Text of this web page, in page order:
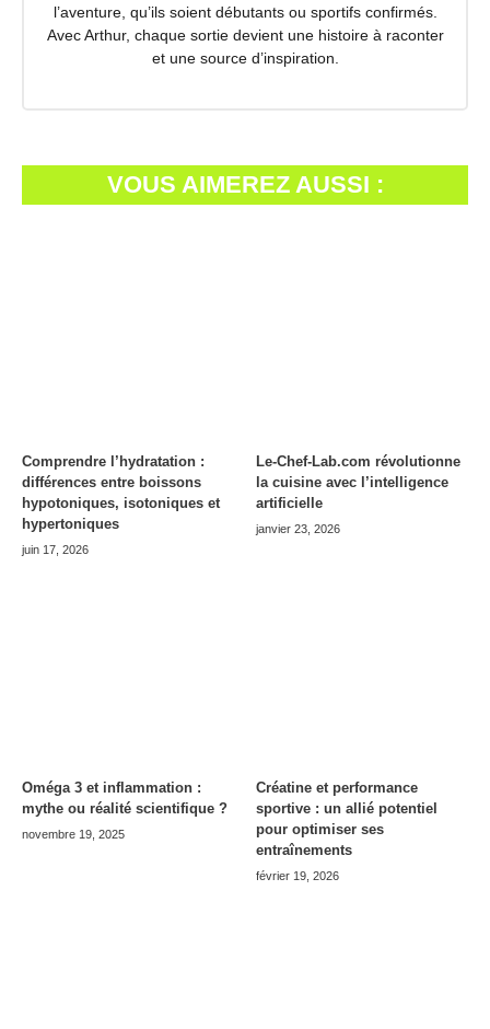
l’aventure, qu’ils soient débutants ou sportifs confirmés.
Avec Arthur, chaque sortie devient une histoire à raconter
et une source d’inspiration.
VOUS AIMEREZ AUSSI :
Comprendre l’hydratation :
différences entre boissons
hypotoniques, isotoniques et
hypertoniques
juin 17, 2026
Le-Chef-Lab.com révolutionne
la cuisine avec l’intelligence
artificielle
janvier 23, 2026
Oméga 3 et inflammation :
mythe ou réalité scientifique ?
novembre 19, 2025
Créatine et performance
sportive : un allié potentiel
pour optimiser ses
entraînements
février 19, 2026